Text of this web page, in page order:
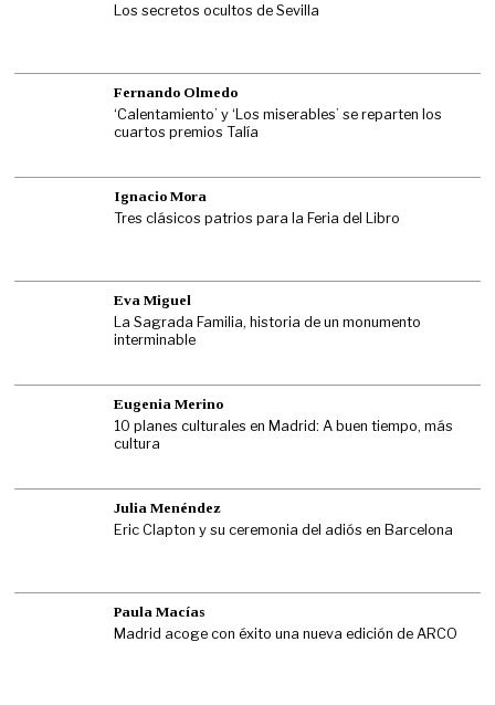
Los secretos ocultos de Sevilla
Fernando Olmedo
‘Calentamiento’ y ‘Los miserables’ se reparten los
cuartos premios Talía
Ignacio Mora
Tres clásicos patrios para la Feria del Libro
Eva Miguel
La Sagrada Familia, historia de un monumento
interminable
Eugenia Merino
10 planes culturales en Madrid: A buen tiempo, más
cultura
Julia Menéndez
Eric Clapton y su ceremonia del adiós en Barcelona
Paula Macías
Madrid acoge con éxito una nueva edición de ARCO